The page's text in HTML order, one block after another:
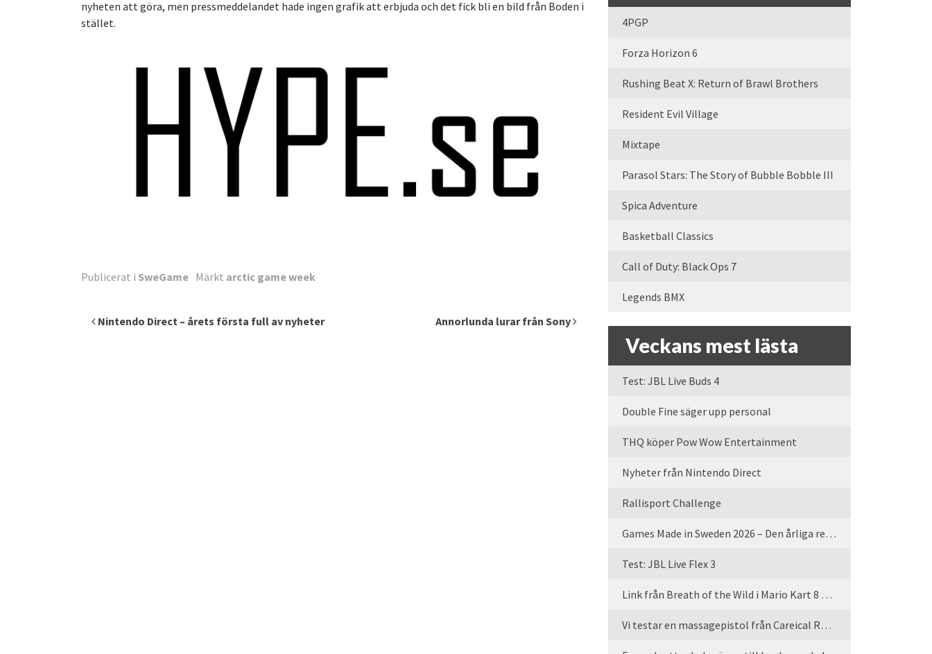
nyheten att göra, men pressmeddelandet hade ingen grafik att erbjuda och det fick bli en bild från Boden i
stället.
Publicerat i SweGame Märkt arctic game week
Inläggsnavigering
Nintendo Direct – årets första full av nyheter Annorlunda lurar från Sony
4PGP
Forza Horizon 6
Rushing Beat X: Return of Brawl Brothers
Resident Evil Village
Mixtape
Parasol Stars: The Story of Bubble Bobble III
Spica Adventure
Basketball Classics
Call of Duty: Black Ops 7
Legends BMX
Veckans mest lästa
Test: JBL Live Buds 4
Double Fine säger upp personal
THQ köper Pow Wow Entertainment
Nyheter från Nintendo Direct
Rallisport Challenge
Games Made in Sweden 2026 – Den årliga rean är tillbaka
Test: JBL Live Flex 3
Link från Breath of the Wild i Mario Kart 8 Deluxe
Vi testar en massagepistol från Careical Recovery